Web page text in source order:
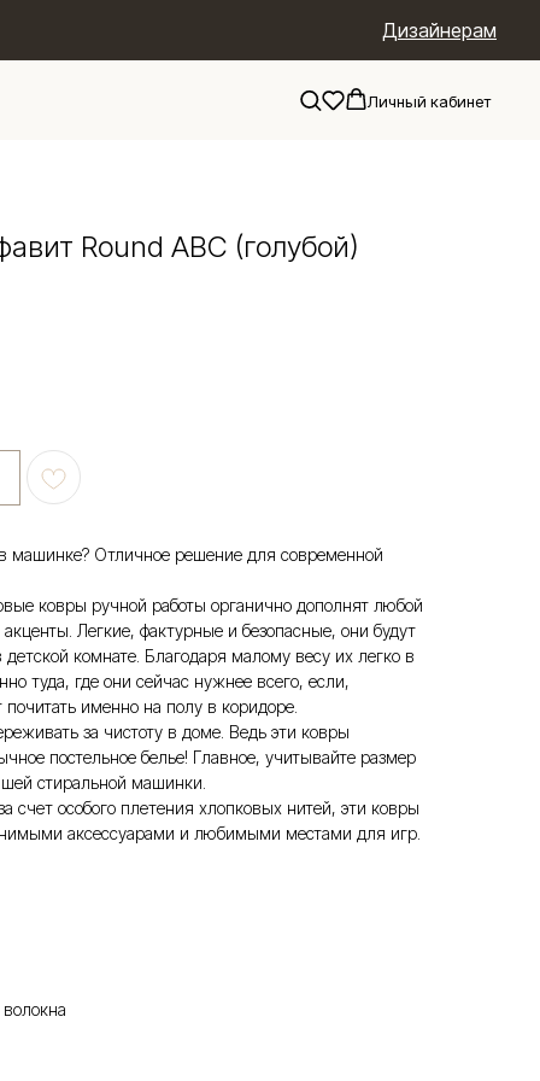
Дизайнерам
Личный кабинет
Round ABC (голубой)
машинке? Отличное решение для современной
ковры ручной работы органично дополнят любой
Легкие, фактурные и безопасные, они будут
комнате. Благодаря малому весу их легко в
туда, где они сейчас нужнее всего, если,
именно на полу в коридоре.
за чистоту в доме. Ведь эти ковры
постельное белье! Главное, учитывайте размер
стиральной машинки.
счет особого плетения хлопковых нитей, эти ковры
аксессуарами и любимыми местами для игр.